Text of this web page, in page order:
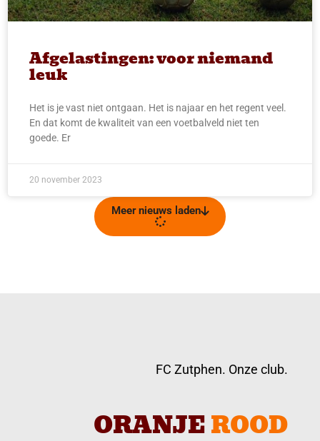
Afgelastingen: voor niemand
leuk
Het is je vast niet ontgaan. Het is najaar en het regent veel.
En dat komt de kwaliteit van een voetbalveld niet ten
goede. Er
20 november 2023
Meer nieuws laden
FC Zutphen. Onze club.
ORANJEROOD